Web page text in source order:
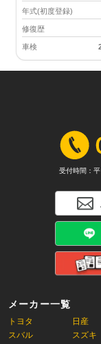
年式(初度登録)
修復歴
車検
メーカー一覧
トヨタ 日産
スバル
スズキ
受付時間：